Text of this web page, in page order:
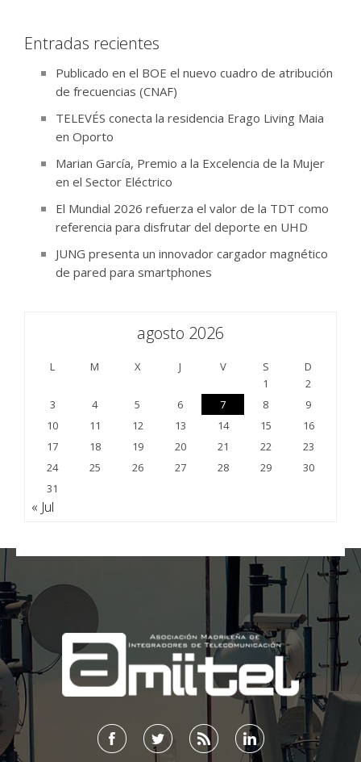
Entradas recientes
Publicado en el BOE el nuevo cuadro de atribución
de frecuencias (CNAF)
TELEVÉS conecta la residencia Erago Living Maia
en Oporto
Marian García, Premio a la Excelencia de la Mujer
en el Sector Eléctrico
El Mundial 2026 refuerza el valor de la TDT como
referencia para disfrutar del deporte en UHD
JUNG presenta un innovador cargador magnético
de pared para smartphones
agosto 2026
L M X J V S
D
1
2
3
4 5 6 7 8
9
10
11 12 13 14 15
16
17
18 19 20 21 22
23
24
25 26 27 28 29
30
31
« Jul
;